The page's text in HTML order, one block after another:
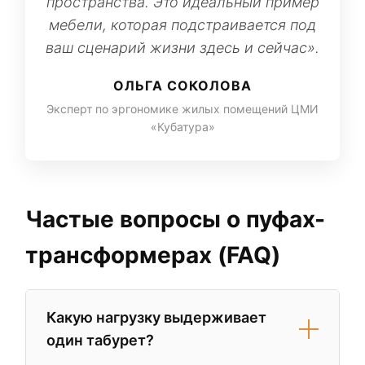
мебели, которая подстраивается под
ваш сценарий жизни здесь и сейчас».
ОЛЬГА СОКОЛОВА
Эксперт по эргономике жилых помещений ЦМИ
«Кубатура»
Частые вопросы о пуфах-
трансформерах (FAQ)
Какую нагрузку выдерживает
один табурет?